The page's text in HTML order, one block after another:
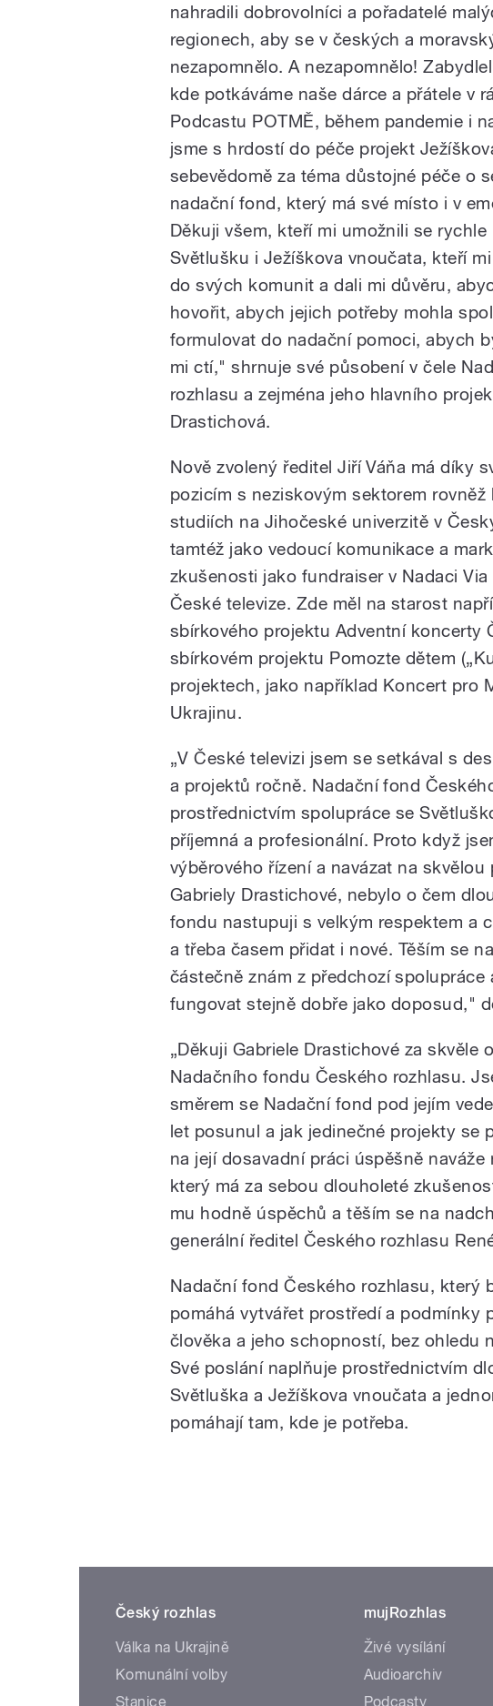
nahradili dobrovolníci a pořadatelé
regionech, aby se v českých a
nezapomnělo. A nezapomnělo!
kde potkáváme naše dárce a přátele v
Podcastu POTMĚ, během pandemie i
jsme s hrdostí do péče projekt
sebevědomě za téma důstojné péče o
nadační fond, který má své místo i v
Děkuji všem, kteří mi umožnili se
Světlušku i Ježíškova vnoučata, kteří
do svých komunit a dali mi důvěru,
hovořit, abych jejich potřeby mohla
formulovat do nadační pomoci, abych
mi ctí," shrnuje své působení v čele
rozhlasu a zejména jeho hlavního
Drastichová.
Nově zvolený ředitel Jiří Váňa má díky
pozicím s neziskovým sektorem
studiích na Jihočeské univerzitě v
tamtéž jako vedoucí komunikace a
zkušenosti jako fundraiser v Nadaci
České televize. Zde měl na starost
sbírkového projektu Adventní koncerty
sbírkovém projektu Pomozte dětem
projektech, jako například Koncert pro
Ukrajinu.
„V České televizi jsem se setkával s
a projektů ročně. Nadační fond
prostřednictvím spolupráce se
příjemná a profesionální. Proto když
výběrového řízení a navázat na
Gabriely Drastichové, nebylo o čem
fondu nastupuji s velkým respektem a
a třeba časem přidat i nové. Těším se
částečně znám z předchozí spolupráce
fungovat stejně dobře jako doposud,"
„Děkuji Gabriele Drastichové za skvěle
Nadačního fondu Českého rozhlasu.
směrem se Nadační fond pod jejím
let posunul a jak jedinečné projekty se
na její dosavadní práci úspěšně naváže
který má za sebou dlouholeté
mu hodně úspěchů a těším se na
generální ředitel Českého rozhlasu
Nadační fond Českého rozhlasu, který
pomáhá vytvářet prostředí a podmínky
člověka a jeho schopností, bez ohledu
Své poslání naplňuje prostřednictvím
Světluška a Ježíškova vnoučata a
pomáhají tam, kde je potřeba.
Český rozhlas
Válka na Ukrajině
Komunální volby
Stanice
mujRozhlas
Živé vysílání
Audioarchiv
Podcasty